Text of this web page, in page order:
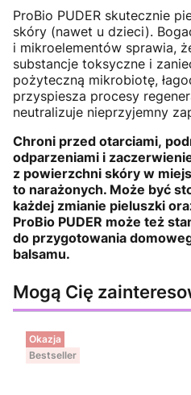
ProBio PUDER skutecznie
skóry (nawet u dzieci).
i mikroelementów sprawia,
substancje toksyczne i
pożyteczną mikrobiotę,
przyspiesza procesy
neutralizuje nieprzyjemny
Chroni przed otarciami,
odparzeniami i
z powierzchni skóry w
to narażonych. Może być
każdej zmianie pieluszki
ProBio PUDER może też
do przygotowania
balsamu.
Mogą Cię
Okazja
Bestseller